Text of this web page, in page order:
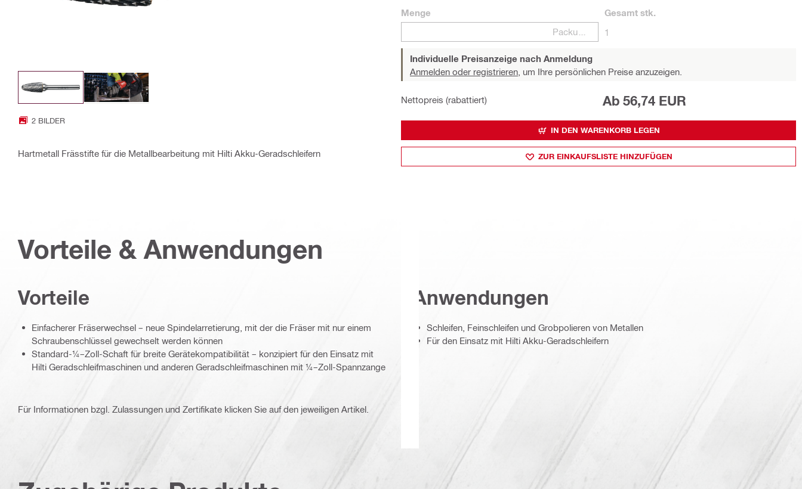
2 BILDER
Hartmetall Frässtifte für die Metallbearbeitung mit Hilti Akku-Geradschleifern
Menge
Gesamt stk.
1
Individuelle Preisanzeige nach Anmeldung
Anmelden oder registrieren, um Ihre persönlichen Preise anzuzeigen.
Nettopreis (rabattiert) Ab 56,74 EUR
IN DEN WARENKORB LEGEN
ZUR EINKAUFSLISTE HINZUFÜGEN
Vorteile & Anwendungen
Vorteile
Einfacherer Fräserwechsel – neue Spindelarretierung, mit der die Fräser mit nur einem
Schraubenschlüssel gewechselt werden können
Standard-¼–Zoll-Schaft für breite Gerätekompatibilität – konzipiert für den Einsatz mit
Hilti Geradschleifmaschinen und anderen Geradschleifmaschinen mit ¼–Zoll-Spannzange
Anwendungen
Schleifen, Feinschleifen und Grobpolieren von Metallen
Für den Einsatz mit Hilti Akku-Geradschleifern
Für Informationen bzgl. Zulassungen und Zertifikate klicken Sie auf den jeweiligen Artikel.